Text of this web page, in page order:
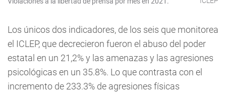
Los únicos dos indicadores, de los seis que monitorea
el ICLEP, que decrecieron fueron el abuso del poder
estatal en un 21,2% y las amenazas y las agresiones
psicológicas en un 35.8%. Lo que contrasta con el
incremento de 233.3% de agresiones físicas